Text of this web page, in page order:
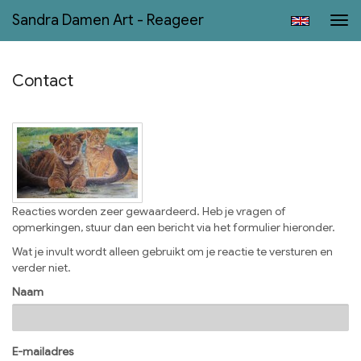
Sandra Damen Art - Reageer
Contact
Reacties worden zeer gewaardeerd. Heb je vragen of
opmerkingen, stuur dan een bericht via het formulier hieronder.
Wat je invult wordt alleen gebruikt om je reactie te versturen en
verder niet.
Naam
E-mailadres